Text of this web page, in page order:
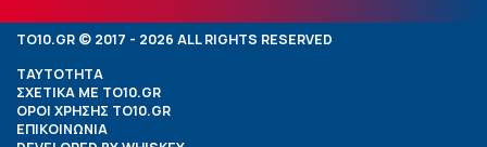
TO10.GR © 2017 - 2026 ALL RIGHTS RESERVED
ΤΑΥΤΟΤΗΤΑ
ΣΧΕΤΙΚΑ ΜΕ TO10.GR
ΟΡΟΙ ΧΡΗΣΗΣ TO10.GR
ΕΠΙΚΟΙΝΩΝΙΑ